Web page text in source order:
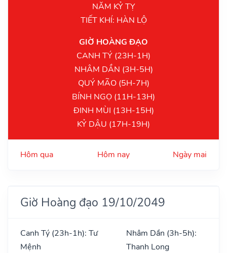
NĂM KỶ TỴ
TIẾT KHÍ: HÀN LỘ
GIỜ HOÀNG ĐẠO
CANH TÝ (23H-1H)
NHÂM DẦN (3H-5H)
QUÝ MÃO (5H-7H)
BÍNH NGỌ (11H-13H)
ĐINH MÙI (13H-15H)
KỶ DẬU (17H-19H)
Hôm qua Hôm nay Ngày mai
Giờ Hoàng đạo 19/10/2049
Canh Tý (23h-1h): Tư
Mệnh
Nhâm Dần (3h-5h):
Thanh Long